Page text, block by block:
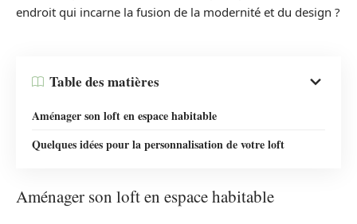
endroit qui incarne la fusion de la modernité et du design ?
Table des matières
Aménager son loft en espace habitable
Quelques idées pour la personnalisation de votre loft
Aménager son loft en espace habitable